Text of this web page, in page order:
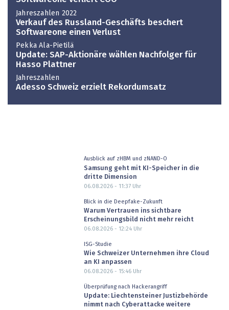
Jahreszahlen 2022
Verkauf des Russland-Geschäfts beschert
Softwareone einen Verlust
Pekka Ala-Pietilä
Update: SAP-Aktionäre wählen Nachfolger für
Hasso Plattner
Jahreszahlen
Adesso Schweiz erzielt Rekordumsatz
Ausblick auf zHBM und zNAND-O
Samsung geht mit KI-Speicher in die
dritte Dimension
06.08.2026 - 11:37Uhr
Blick in die Deepfake-Zukunft
Warum Vertrauen ins sichtbare
Erscheinungsbild nicht mehr reicht
06.08.2026 - 12:24Uhr
ISG-Studie
Wie Schweizer Unternehmen ihre Cloud
an KI anpassen
06.08.2026 - 15:46Uhr
Überprüfung nach Hackerangriff
Update: Liechtensteiner Justizbehörde
nimmt nach Cyberattacke weitere